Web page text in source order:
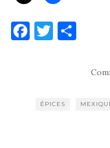
F T
r
ta
er
ÉPICES